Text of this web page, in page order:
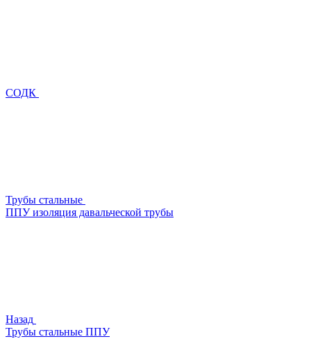
СОДК
Трубы стальные
ППУ изоляция давальческой трубы
Назад
Трубы стальные ППУ